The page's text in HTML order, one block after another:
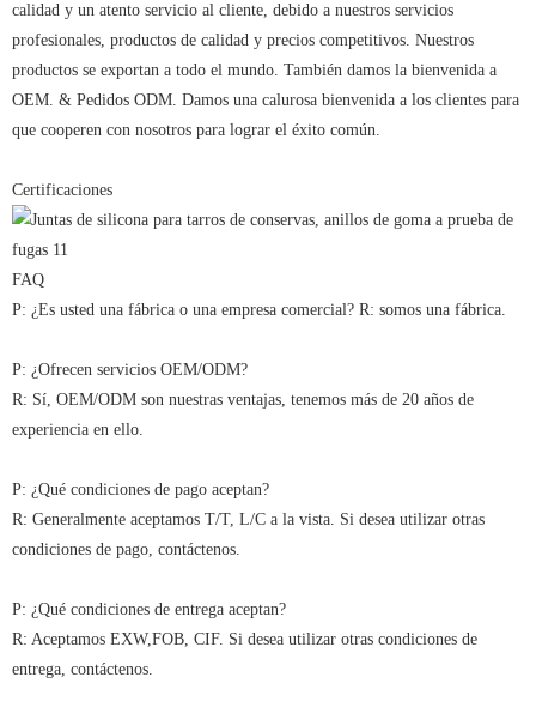
calidad y un atento servicio al cliente, debido a nuestros servicios
profesionales, productos de calidad y precios competitivos. Nuestros
productos se exportan a todo el mundo. También damos la bienvenida a
OEM. & Pedidos ODM. Damos una calurosa bienvenida a los clientes para
que cooperen con nosotros para lograr el éxito común.
Certificaciones
FAQ
P: ¿Es usted una fábrica o una empresa comercial? R: somos una fábrica.
P: ¿Ofrecen servicios OEM/ODM?
R: Sí, OEM/ODM son nuestras ventajas, tenemos más de 20 años de
experiencia en ello.
P: ¿Qué condiciones de pago aceptan?
R: Generalmente aceptamos T/T, L/C a la vista. Si desea utilizar otras
condiciones de pago, contáctenos.
P: ¿Qué condiciones de entrega aceptan?
R: Aceptamos EXW,FOB, CIF. Si desea utilizar otras condiciones de
entrega, contáctenos.